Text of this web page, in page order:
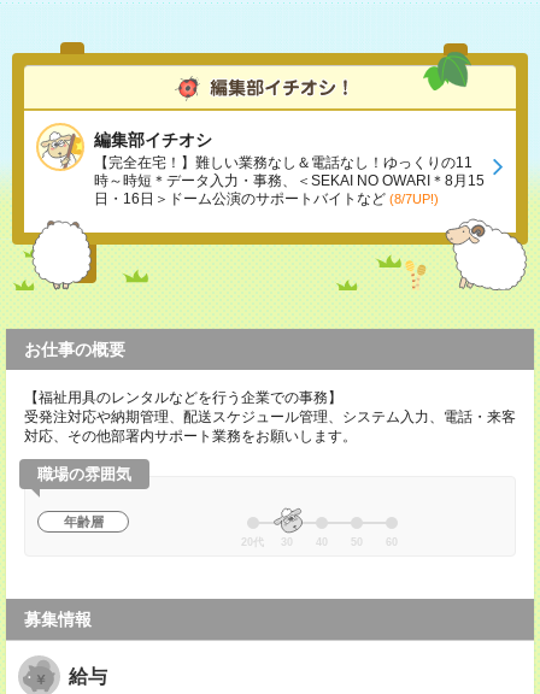
編集部イチオシ
【完全在宅！】難しい業務なし＆電話なし！ゆっくりの11
時～時短＊データ入力・事務、＜SEKAI NO OWARI＊8月15
日・16日＞ドーム公演のサポートバイトなど (8/7UP!)
お仕事の概要
【福祉用具のレンタルなどを行う企業での事務】
受発注対応や納期管理、配送スケジュール管理、システム入力、電話・来客
対応、その他部署内サポート業務をお願いします。
職場の雰囲気
年齢層
20代 30 40 50 60
募集情報
給与